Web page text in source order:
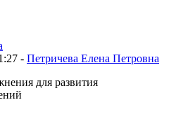
- Петричева Елена Петровна
для развития